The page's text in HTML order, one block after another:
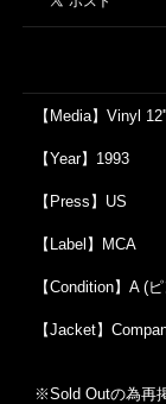
【Media】Vinyl
【Year】1993
【Press】US
【Label】MCA
【Condition】A (
【Jacket】
※Sold Outの為再